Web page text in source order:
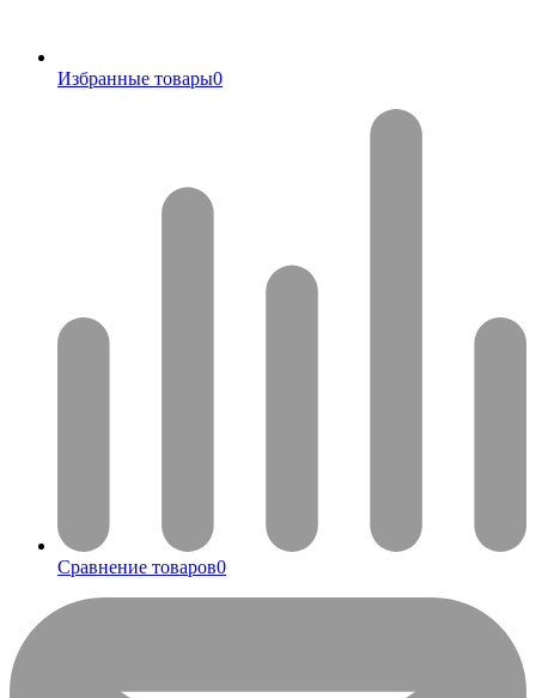
Избранные товары0
Сравнение товаров0